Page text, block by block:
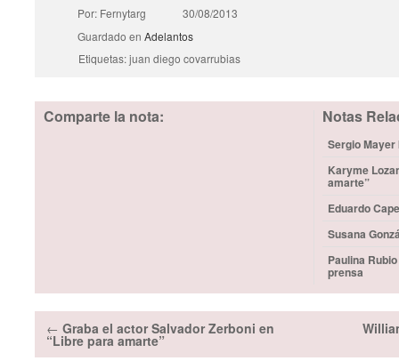
Por: Fernytarg
30/08/2013
Guardado en Adelantos
Etiquetas: juan diego covarrubias
Comparte la nota: Notas
Sergio
Karyme
amarte”
Eduardo
Susana
Paulina
prensa
← Graba el actor Salvador Zerboni en
“Libre para amarte”